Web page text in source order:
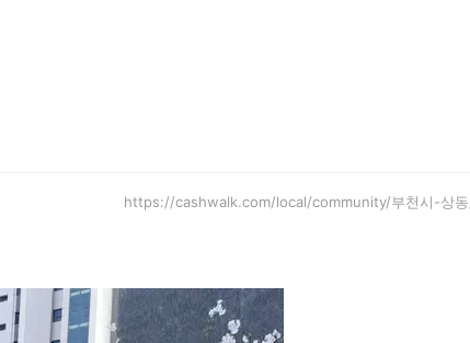
https://cashwalk.com/local/community/부천시-상